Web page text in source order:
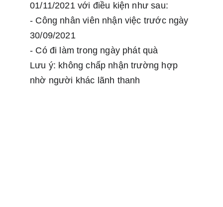
01/11/2021 với điều kiện như sau:
- Công nhân viên nhận việc trước ngày
30/09/2021
- Có đi làm trong ngày phát quà
Lưu ý: không chấp nhận trường hợp
nhờ người khác lãnh thanh